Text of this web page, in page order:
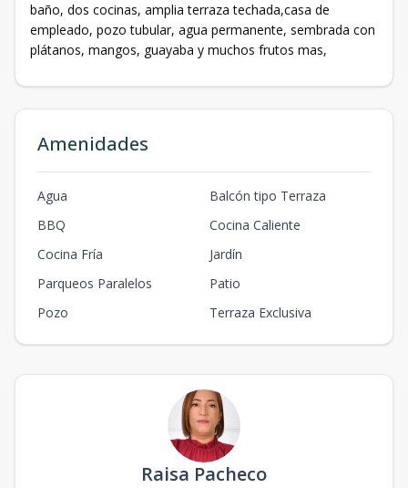
baño, dos cocinas, amplia terraza techada,casa de
empleado, pozo tubular, agua permanente, sembrada con
plátanos, mangos, guayaba y muchos frutos mas,
Amenidades
Agua
Balcón tipo Terraza
BBQ
Cocina Caliente
Cocina Fría
Jardín
Parqueos Paralelos
Patio
Pozo
Terraza Exclusiva
Raisa Pacheco